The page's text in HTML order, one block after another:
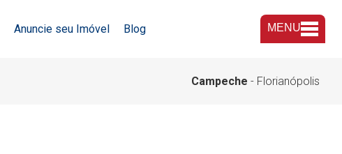
Anuncie seu Imóvel Blog MENU
Campeche - Florianópolis